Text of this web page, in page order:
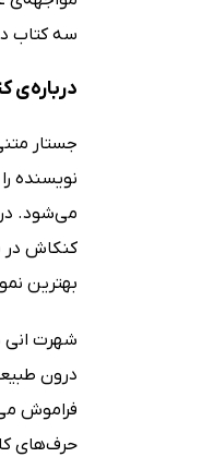
سه کتاب
درباره‌ی
جستار
نویسنده
می‌شود.
کنکاش در
بهترین
درون
فراموش
حرف‌های